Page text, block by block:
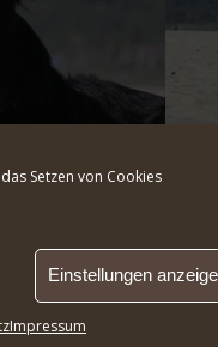
Setzen von Cookies
Einstellungen
Impressum